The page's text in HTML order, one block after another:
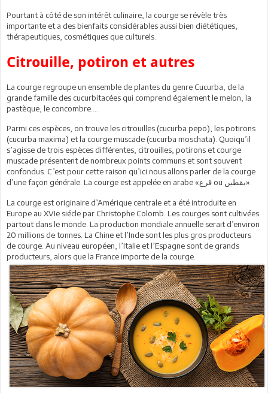
Pourtant à côté de son intérêt culinaire, la courge se révèle très
importante et a des bienfaits considérables aussi bien diététiques,
thérapeutiques, cosmétiques que culturels.
Citrouille, potiron et autres
La courge regroupe un ensemble de plantes du genre Cucurba, de la
grande famille des cucurbitacées qui comprend également le melon, la
pastèque, le concombre….
Parmi ces espèces, on trouve les citrouilles (cucurba pepo), les potirons
(cucurba maxima) et la courge muscade (cucurba moschata). Quoiqu’il
s’agisse de trois espèces différentes, citrouilles, potirons et courge
muscade présentent de nombreux points communs et sont souvent
confondus. C’est pour cette raison qu’ici nous allons parler de la courge
d’une façon générale. La courge est appelée en arabe «قرع ou يقطين».
La courge est originaire d’Amérique centrale et a été introduite en
Europe au XVIe siécle par Christophe Colomb. Les courges sont cultivées
partout dans le monde. La production mondiale annuelle serait d’environ
20 millions de tonnes. La Chine et l’Inde sont les plus gros producteurs
de courge. Au niveau européen, l’Italie et l’Espagne sont de grands
producteurs, alors que la France importe de la courge.